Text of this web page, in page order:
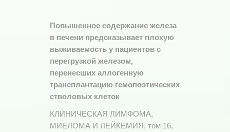
Повышенное содержание железа
в печени предсказывает плохую
выживаемость у пациентов с
перегрузкой железом,
перенесших аллогенную
трансплантацию гемопоэтических
стволовых клеток
КЛИНИЧЕСКАЯ ЛИМФОМА,
МИЕЛОМА И ЛЕЙКЕМИЯ, том 16,